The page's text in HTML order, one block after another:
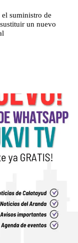
suministro de
un nuevo